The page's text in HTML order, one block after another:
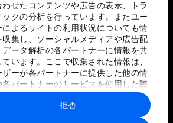
わせたコンテンツや広告の表示、トラ
ックの分析を行っています。またユー
によるサイトの利用状況についても情
収集し、ソーシャルメディアや広告配
データ解析の各パートナーに情報を共
ています。ここで収集された情報は、
ザーが各パートナーに提供した他の情
各パートナーのサービスを使用した際
集された情報と組み合わされ、各パー
ーによって使用されることがありま
拒否
シーポリシーと利用規約